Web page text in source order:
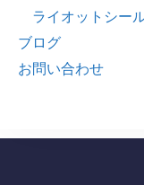
ライオットシー
ブログ
お問い合わせ